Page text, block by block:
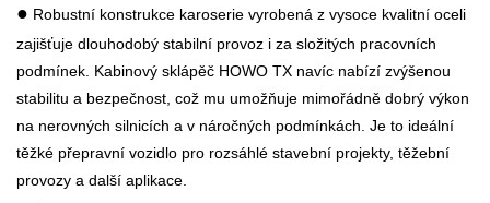
● Robustní konstrukce karoserie vyrobená z vysoce kvalitní oceli
zajišťuje dlouhodobý stabilní provoz i za složitých pracovních
podmínek. Kabinový sklápěč HOWO TX navíc nabízí zvýšenou
stabilitu a bezpečnost, což mu umožňuje mimořádně dobrý výkon
na nerovných silnicích a v náročných podmínkách. Je to ideální
těžké přepravní vozidlo pro rozsáhlé stavební projekty, těžební
provozy a další aplikace.